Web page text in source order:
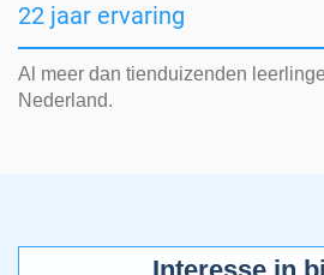
22 jaar ervaring
Al meer dan tienduizenden
Nederland.